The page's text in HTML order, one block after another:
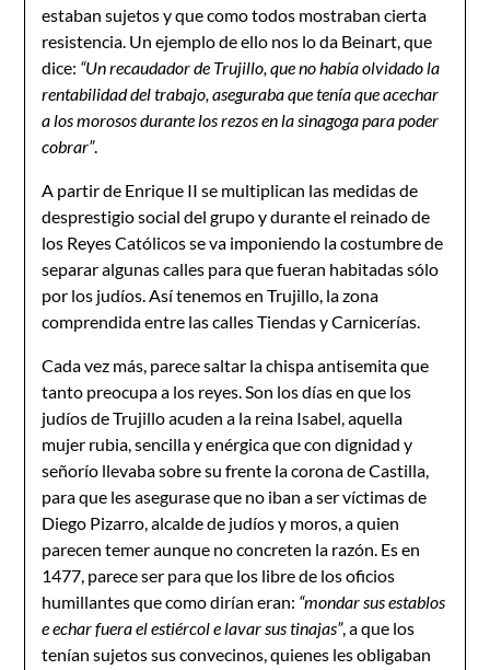
estaban sujetos y que como todos mostraban cierta
resistencia. Un ejemplo de ello nos lo da Beinart, que
dice: “Un recaudador de Trujillo, que no había olvidado la
rentabilidad del trabajo, aseguraba que tenía que acechar
a los morosos durante los rezos en la sinagoga para poder
cobrar”.
A partir de Enrique II se multiplican las medidas de
desprestigio social del grupo y durante el reinado de
los Reyes Católicos se va imponiendo la costumbre de
separar algunas calles para que fueran habitadas sólo
por los judíos. Así tenemos en Trujillo, la zona
comprendida entre las calles Tiendas y Carnicerías.
Cada vez más, parece saltar la chispa antisemita que
tanto preocupa a los reyes. Son los días en que los
judíos de Trujillo acuden a la reina Isabel, aquella
mujer rubia, sencilla y enérgica que con dignidad y
señorío llevaba sobre su frente la corona de Castilla,
para que les asegurase que no iban a ser víctimas de
Diego Pizarro, alcalde de judíos y moros, a quien
parecen temer aunque no concreten la razón. Es en
1477, parece ser para que los libre de los oficios
humillantes que como dirían eran: “mondar sus establos
e echar fuera el estiércol e lavar sus tinajas”, a que los
tenían sujetos sus convecinos, quienes les obligaban